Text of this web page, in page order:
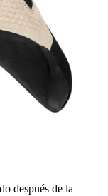
después de la